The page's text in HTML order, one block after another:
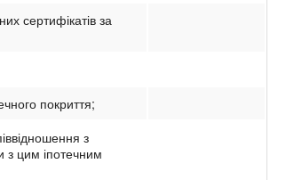
сертифікатів за
покриття;
з
з цим іпотечним